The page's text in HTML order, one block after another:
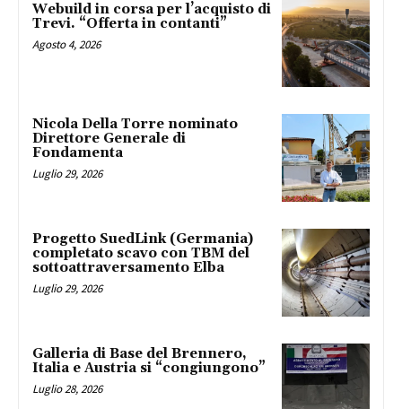
Webuild in corsa per l’acquisto di
Trevi. “Offerta in contanti”
Agosto 4, 2026
Nicola Della Torre nominato
Direttore Generale di
Fondamenta
Luglio 29, 2026
Progetto SuedLink (Germania)
completato scavo con TBM del
sottoattraversamento Elba
Luglio 29, 2026
Galleria di Base del Brennero,
Italia e Austria si “congiungono”
Luglio 28, 2026